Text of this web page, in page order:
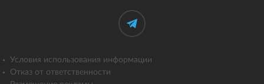
Условия использования информации
Отказ от ответственности